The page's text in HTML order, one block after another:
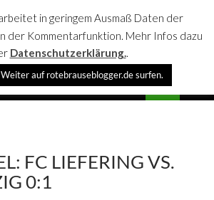
FC LIEFERING VS.
0:1
in geringem Ausmaß Daten der
der Kommentarfunktion. Mehr Infos dazu
Datenschutzerklärung..
auf rotebrauseblogger.de surfen.